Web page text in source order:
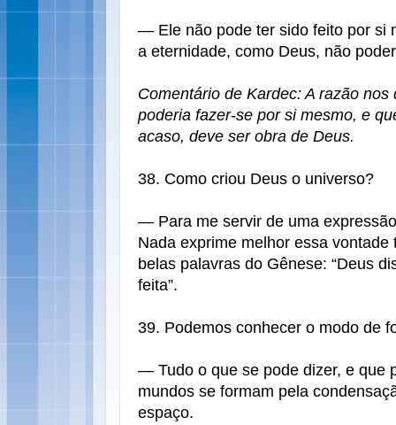
— Ele não pode ter sido feito por si
a eternidade, como Deus, não
Comentário de Kardec: A razão
poderia fazer-se por si mesmo, e
acaso, deve ser obra de Deus.
38. Como criou Deus o universo?
— Para me servir de uma
Nada exprime melhor essa
belas palavras do Gênese: “Deus
feita”.
39. Podemos conhecer o modo de
— Tudo o que se pode dizer, e que
mundos se formam pela
espaço.